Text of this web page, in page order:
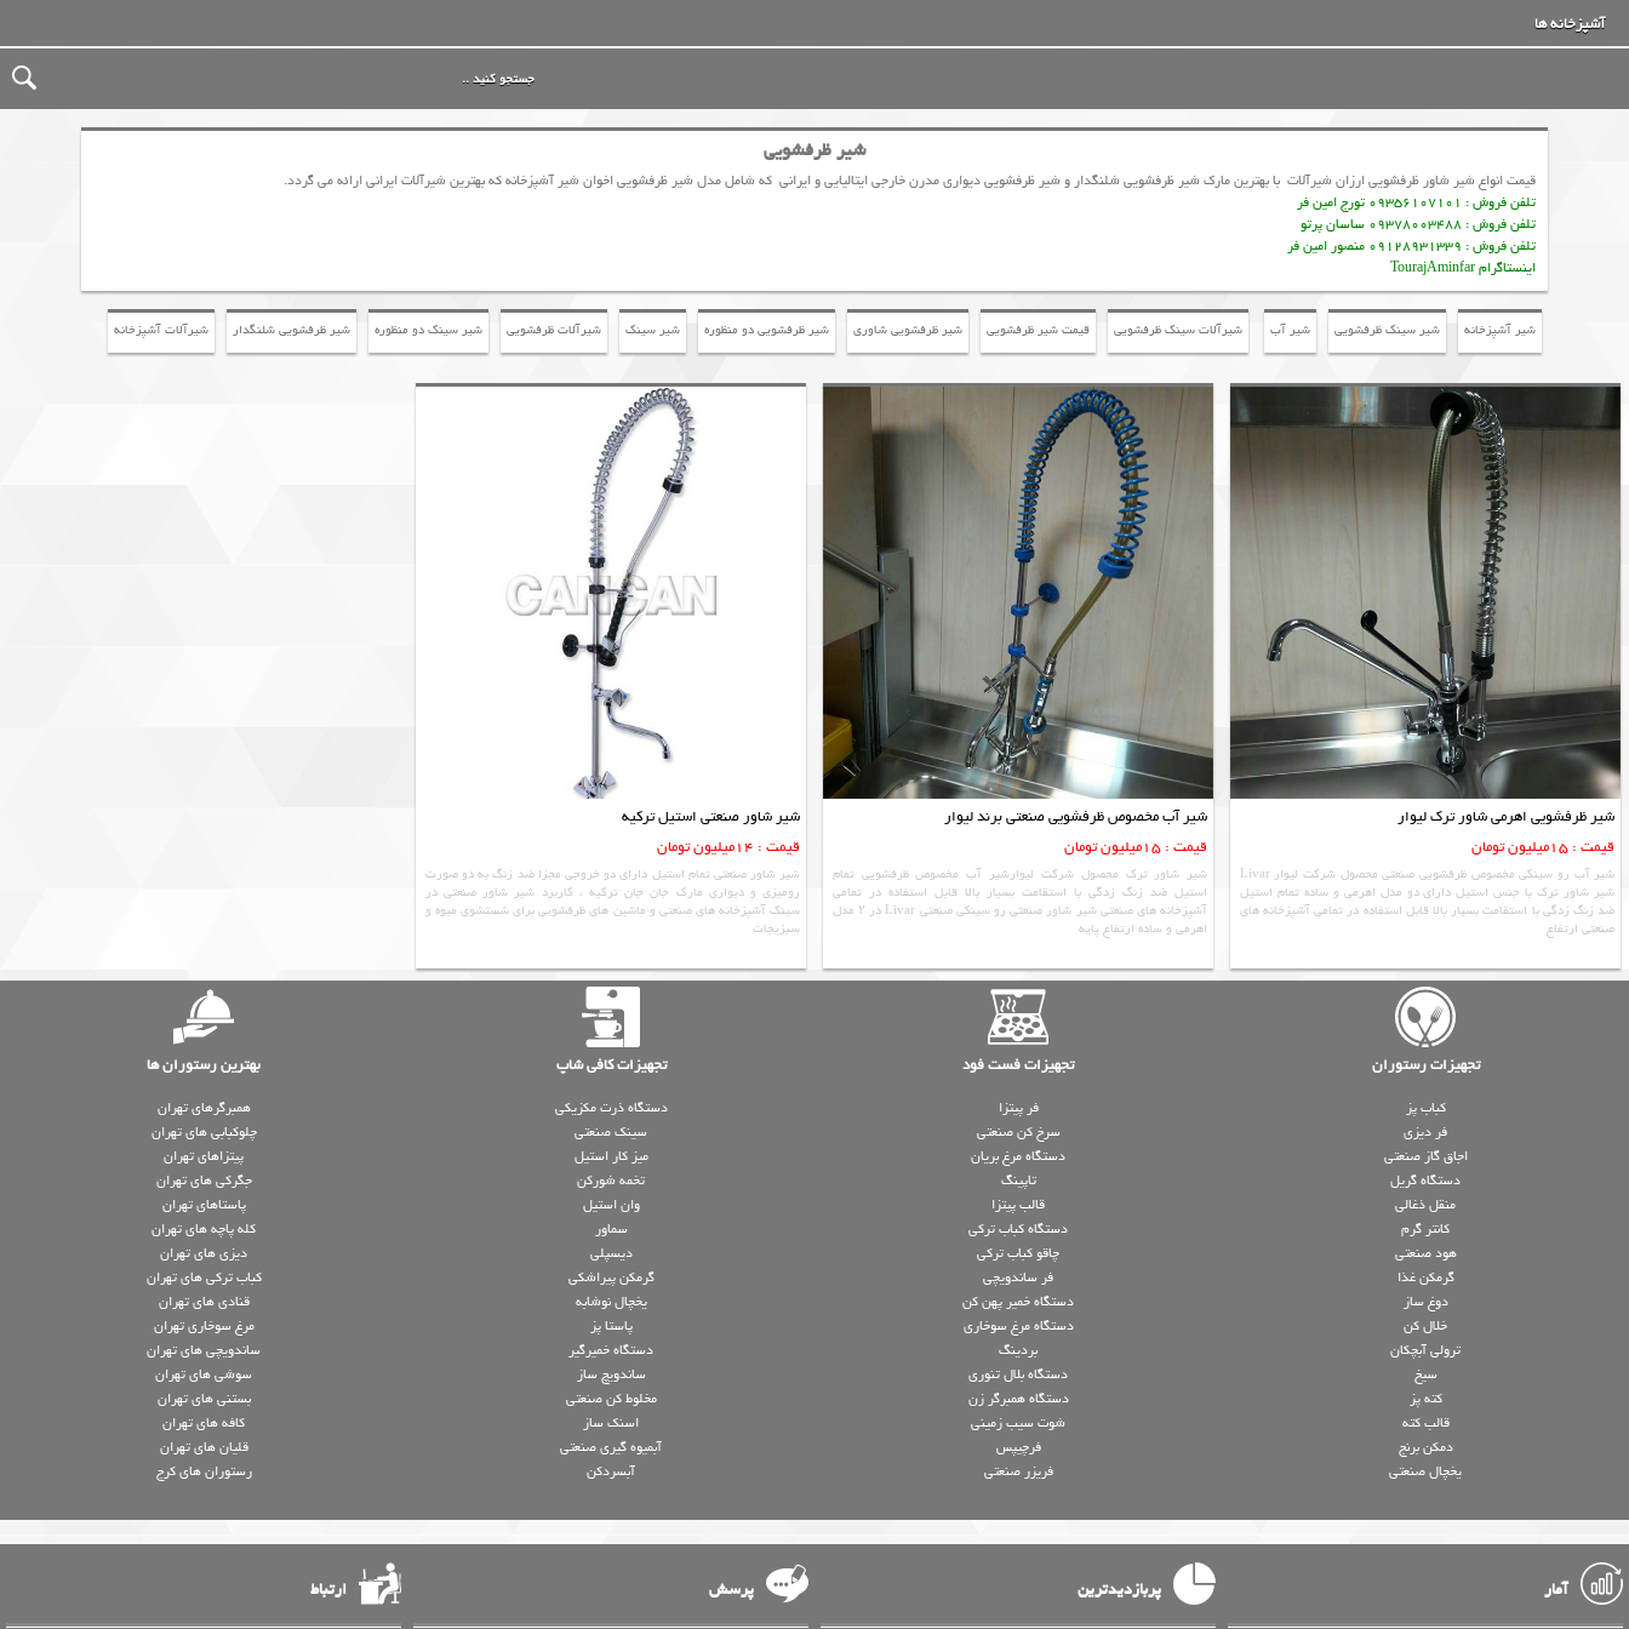
آشپزخانه ها
شیر ظرفشویی
قیمت انواع شیر شاور ظرفشویی ارزان شیرآلات با بهترین مارک شیر ظرفشویی شلنگدار و شیر ظرفشویی دیواری مدرن خارجی ایتالیایی و ایرانی که شامل مدل شیر ظرفشویی اخوان شیر آشپزخانه که بهترین شیرآلات ایرانی ارائه می گردد.
تلفن فروش : 09356107101 تورج امین فر
تلفن فروش : 09378003488 ساسان پرتو
تلفن فروش : 09128931339 منصور امین فر
اینستاگرام TourajAminfar
شیر آشپزخانه شیر سینک ظرفشویی شیر آب شیرآلات سینک ظرفشویی قیمت شیر ظرفشویی شير ظرفشويي شاوري شیر ظرفشویی دو منظوره شیر سینک شیرآلات ظرفشویی شیر سینک دو منظوره شیر ظرفشویی شلنگدار شیرآلات آشپزخانه
شیر ظرفشویی اهرمی شاور ترک لیوار
قیمت : 15میلیون تومان
شیر آب رو سینکی مخصوص ظرفشویی صنعتی محصول شرکت لیوار Livar
شیر شاور ترک با جنس استیل دارای دو مدل اهرمی و ساده تمام استیل
ضد زنگ زدگی با استقامت بسیار بالا قابل استفاده در تمامی آشپزخانه های
صنعتی ارتفاع
شیر آب مخصوص ظرفشویی صنعتی برند لیوار
قیمت : 15میلیون تومان
شیر شاور ترک محصول شرکت لیوارشیر آب مخصوص ظرفشویی تمام
استیل ضد زنگ زدگی با استقامت بسیار بالا قابل استفاده در تمامی
آشپزخانه های صنعتی شیر شاور صنعتی رو سینکی صنعتی Livar در ۲ مدل
اهرمی و ساده ارتفاع پایه
شیر شاور صنعتی استیل ترکیه
قیمت : 14میلیون تومان
شیر شاور صنعتی تمام استیل دارای دو خروجی مجزا ضد زنگ به دو صورت
رومیزی و دیواری مارک جان جان ترکیه ، کاربرد شیر شاور صنعتی در
سینک آشپزخانه های صنعتی و ماشین های ظرفشویی برای شستشوی میوه و
سبزیجات
تجهیزات رستوران تجهیزات فست فود تجهیزات کافی شاپ بهترین رستوران ها
کباب پز
فر دیزی
اجاق گاز صنعتی
دستگاه گریل
منقل ذغالی
کانتر گرم
هود صنعتی
گرمکن غذا
دوغ ساز
خلال کن
ترولی آبچکان
سیخ
کته پز
قالب کته
دمکن برنج
یخچال صنعتی
فر پیتزا
سرخ کن صنعتی
دستگاه مرغ بریان
تاپینگ
قالب پیتزا
دستگاه کباب ترکی
چاقو کباب ترکی
فر ساندویچی
دستگاه خمیر پهن کن
دستگاه مرغ سوخاری
بردینگ
دستگاه بلال تنوری
دستگاه همبرگر زن
شوت سیب زمینی
فرچیپس
فریزر صنعتی
دستگاه ذرت مکزیکی
سینک صنعتی
میز کار استیل
تخمه شورکن
وان استیل
سماور
دیسپلی
گرمکن پیراشکی
یخچال نوشابه
پاستا پز
دستگاه خمیرگیر
ساندویچ ساز
مخلوط کن صنعتی
اسنک ساز
آبمیوه گیری صنعتی
آبسردکن
همبرگرهای تهران
چلوکبابی های تهران
پیتزاهای تهران
جگرکی های تهران
پاستاهای تهران
کله پاچه های تهران
دیزی های تهران
کباب ترکی های تهران
قنادی های تهران
مرغ سوخاری تهران
ساندویچی های تهران
سوشی های تهران
بستنی های تهران
کافه های تهران
قلیان های تهران
رستوران های کرج
آمار پربازدیدترین پرسش ارتباط